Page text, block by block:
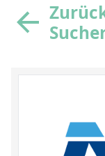
Referenzstandards
Referenzstandards
Organische